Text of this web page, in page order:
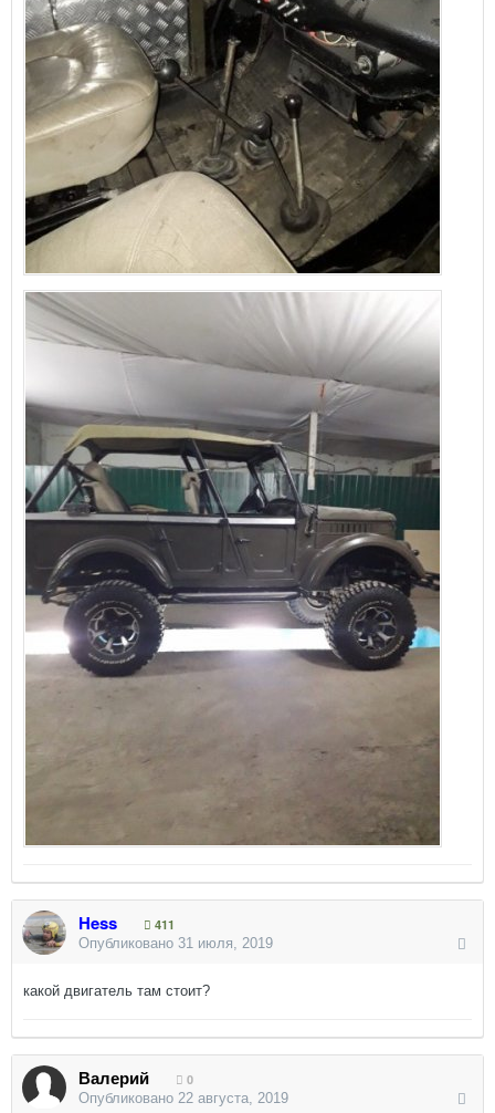
Hess
411
Опубликовано 31 июля, 2019
какой двигатель там стоит?
Валерий
0
Опубликовано 22 августа, 2019